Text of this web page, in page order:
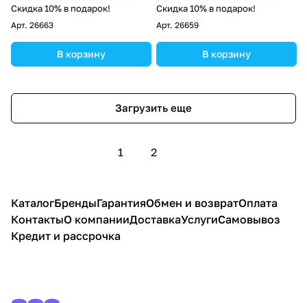
Скидка 10% в подарок!
Арт. 26663
В корзину
Скидка 10% в подарок!
Арт. 26659
В корзину
Загрузить еще
1 2
КаталогБрендыГарантияОбмен и возвратОплата
КонтактыО компанииДоставкаУслугиСамовывоз
Кредит и рассрочка